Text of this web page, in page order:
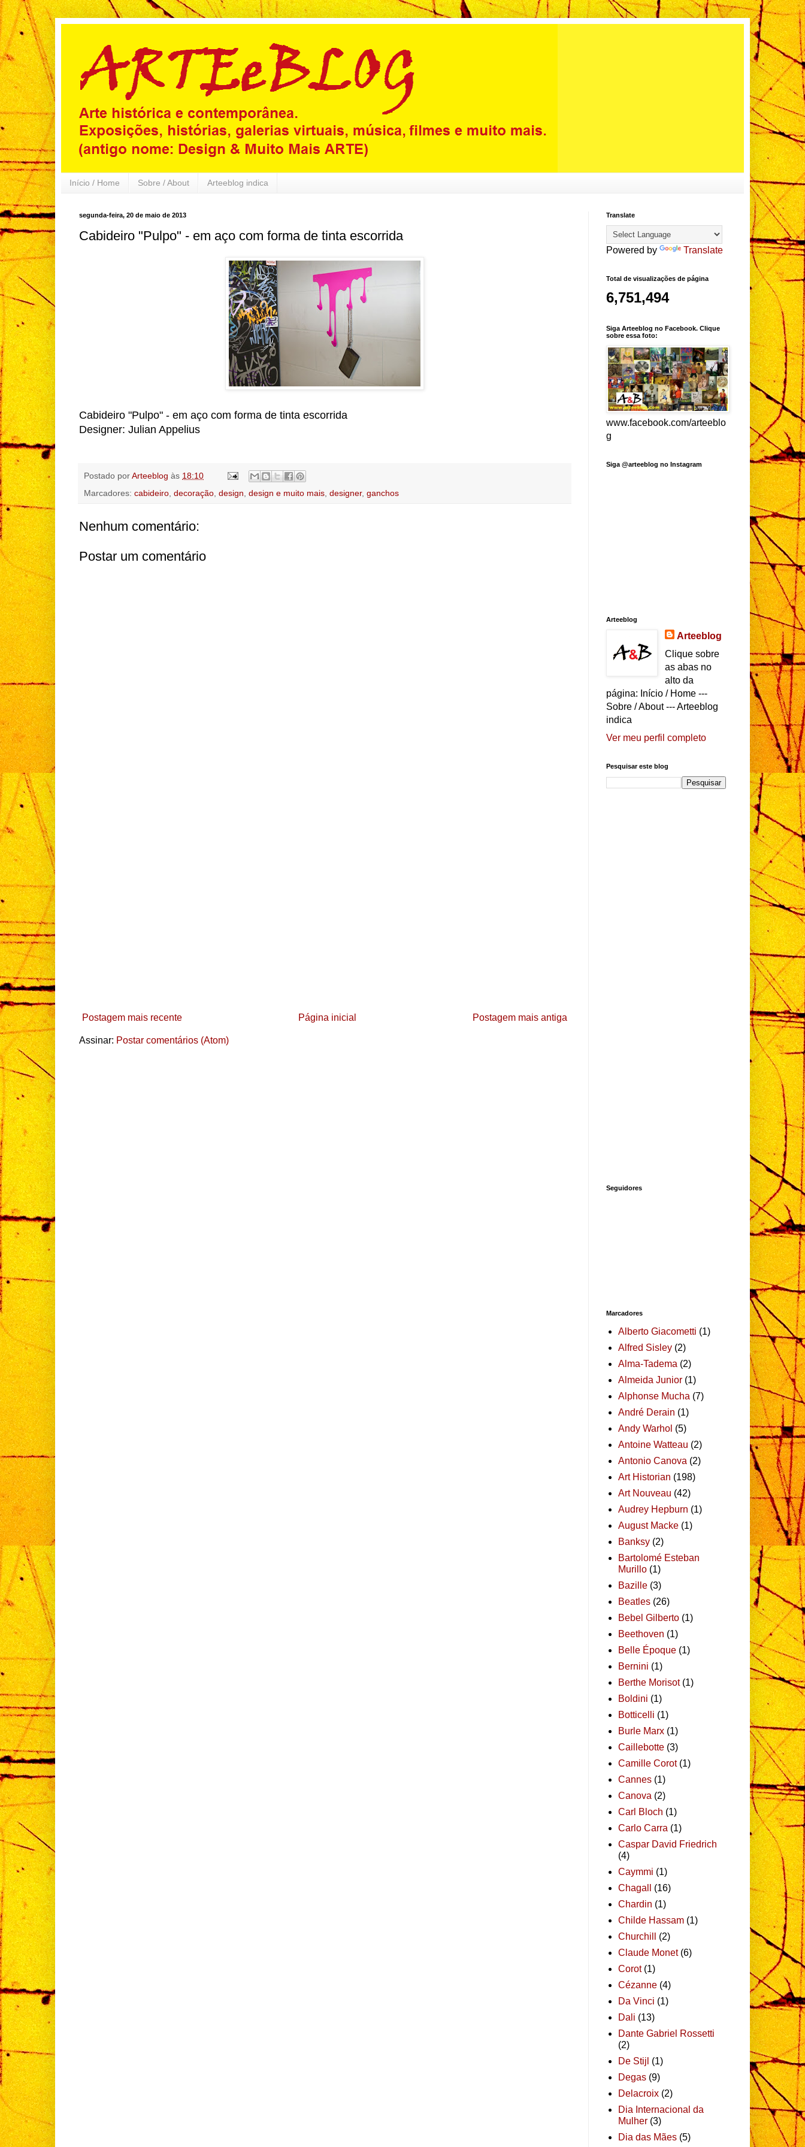
Início / Home Sobre / About Arteeblog indica
segunda-feira, 20 de maio de 2013
Cabideiro "Pulpo" - em aço com forma de tinta escorrida
Cabideiro "Pulpo" - em aço com forma de tinta escorrida
Designer: Julian Appelius
Postado porArteeblog às 18:10
Marcadores: cabideiro decoração design design e muito mais designer, ganchos
Nenhum comentário:
Postar um comentário
Postagem mais recente Postagem mais antiga
Página inicial
Assinar: Postar comentários (Atom)
Translate
Powered by Translate
Total de visualizações de página
6,751,494
Siga Arteeblog no Facebook. Clique
sobre essa foto:
www.facebook.com/arteeblo
g
Siga @arteeblog no Instagram
Arteeblog
Arteeblog
Clique sobre
as abas no
alto da
página: Início / Home ---
Sobre / About --- Arteeblog
indica
Ver meu perfil completo
Pesquisar este blog
Seguidores
Marcadores
Alberto Giacometti (1)
Alfred Sisley (2)
Alma-Tadema (2)
Almeida Junior (1)
Alphonse Mucha (7)
André Derain (1)
Andy Warhol (5)
Antoine Watteau (2)
Antonio Canova (2)
Art Historian (198)
Art Nouveau (42)
Audrey Hepburn (1)
August Macke (1)
Banksy (2)
Bartolomé Esteban
Murillo (1)
Bazille (3)
Beatles (26)
Bebel Gilberto (1)
Beethoven (1)
Belle Époque (1)
Bernini (1)
Berthe Morisot (1)
Boldini (1)
Botticelli (1)
Burle Marx (1)
Caillebotte (3)
Camille Corot (1)
Cannes (1)
Canova (2)
Carl Bloch (1)
Carlo Carra (1)
Caspar David Friedrich
(4)
Caymmi (1)
Chagall
(16)
Chardin (1)
Childe Hassam (1)
Churchill
(2)
Claude Monet (6)
Corot (1)
Cézanne (4)
Da Vinci (1)
Dali (13)
Dante Gabriel Rossetti
(2)
De Stijl (1)
Degas (9)
Delacroix (2)
Dia Internacional da
Mulher (3)
Dia das Mães (5)